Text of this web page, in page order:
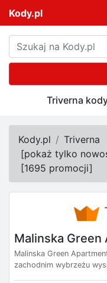
Kody.pl
Triverna
Kody.pl
Triverna
[pokaż tylko
[1695 promocji]
Malinska Green
Malinska Green
zachodnim wybrzeżu